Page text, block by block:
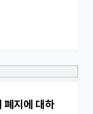
지에 대하